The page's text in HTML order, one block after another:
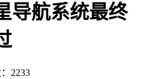
导航系统最终
2233